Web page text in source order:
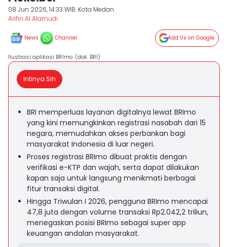
08 Jun 2026, 14:33 WIB Kota Medan
Arifin Al Alamudi
News Channel Add Us on Google
Ilustrasi aplikasi BRImo. (dok. BRI)
Intinya Sih
BRI memperluas layanan digitalnya lewat BRImo
yang kini memungkinkan registrasi nasabah dari 15
negara, memudahkan akses perbankan bagi
masyarakat Indonesia di luar negeri.
Proses registrasi BRImo dibuat praktis dengan
verifikasi e-KTP dan wajah, serta dapat dilakukan
kapan saja untuk langsung menikmati berbagai
fitur transaksi digital.
Hingga Triwulan I 2026, pengguna BRImo mencapai
47,8 juta dengan volume transaksi Rp2.042,2 triliun,
menegaskan posisi BRImo sebagai super app
keuangan andalan masyarakat.